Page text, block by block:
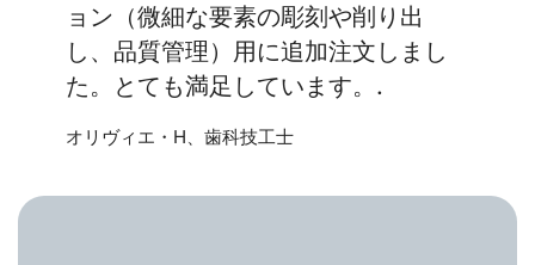
ョン（微細な要素の彫刻や削り出
し、品質管理）用に追加注文しまし
た。とても満足しています。.
オリヴィエ・H、歯科技工士